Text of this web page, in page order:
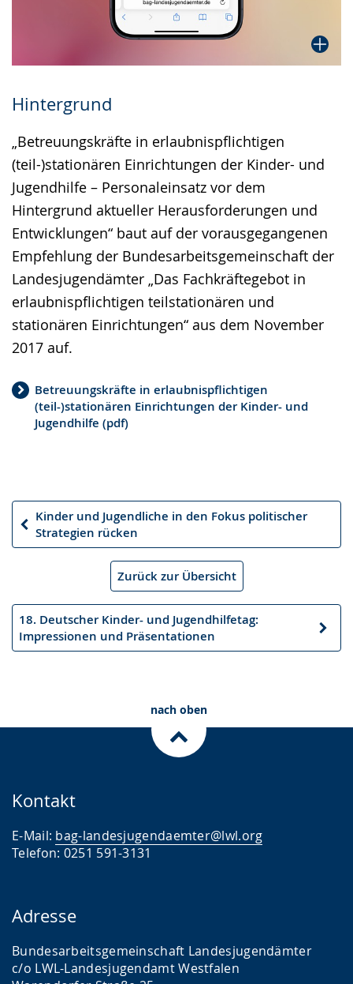
Hintergrund
„Betreuungskräfte in erlaubnispflichtigen
(teil-)stationären Einrichtungen der Kinder- und
Jugendhilfe – Personaleinsatz vor dem
Hintergrund aktueller Herausforderungen und
Entwicklungen“ baut auf der vorausgegangenen
Empfehlung der Bundesarbeitsgemeinschaft der
Landesjugendämter „Das Fachkräftegebot in
erlaubnispflichtigen teilstationären und
stationären Einrichtungen“ aus dem November
2017 auf.
Betreuungskräfte in erlaubnispflichtigen
(teil-)stationären Einrichtungen der Kinder- und
Jugendhilfe (pdf)
Vorheriger
Artikel
Kinder und Jugendliche in den Fokus politischer
Strategien rücken
Zurück zur Übersicht
18. Deutscher Kinder- und Jugendhilfetag:
Impressionen und Präsentationen
Nächster
Artikel
nach oben
Kontakt
E-Mail: bag-landesjugendaemter@lwl.org
Telefon: 0251 591-3131
Adresse
Bundesarbeitsgemeinschaft Landesjugendämter
c/o LWL-Landesjugendamt Westfalen